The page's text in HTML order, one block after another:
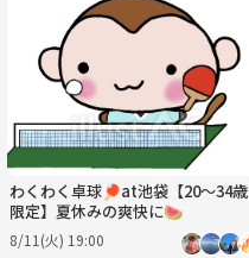
わくわく卓球🏓at池袋【20〜34歳
限定】夏休みの爽快に🍉
8/11(火) 19:00